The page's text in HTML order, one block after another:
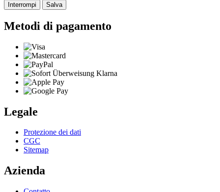
Interrompi Salva
Metodi di pagamento
Legale
Protezione dei dati
CGC
Sitemap
Azienda